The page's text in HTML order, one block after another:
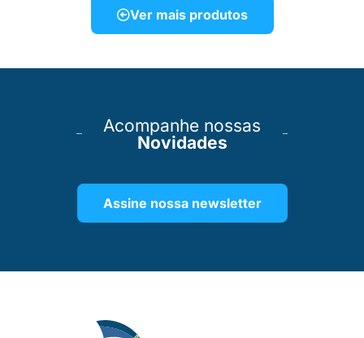
Ver mais produtos
Acompanhe nossas
Novidades
Assine nossa newsletter